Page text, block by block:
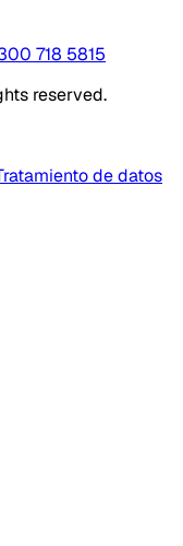
718 5815
reserved.
de datos